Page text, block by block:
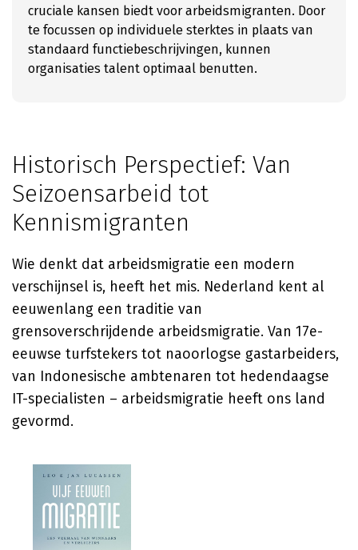
cruciale kansen biedt voor arbeidsmigranten. Door
te focussen op individuele sterktes in plaats van
standaard functiebeschrijvingen, kunnen
organisaties talent optimaal benutten.
Historisch Perspectief: Van
Seizoensarbeid tot
Kennismigranten
Wie denkt dat arbeidsmigratie een modern
verschijnsel is, heeft het mis. Nederland kent al
eeuwenlang een traditie van
grensoverschrijdende arbeidsmigratie. Van 17e-
eeuwse turfstekers tot naoorlogse gastarbeiders,
van Indonesische ambtenaren tot hedendaagse
IT-specialisten – arbeidsmigratie heeft ons land
gevormd.